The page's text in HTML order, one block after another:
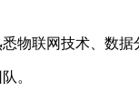
物联网技术、数据
。